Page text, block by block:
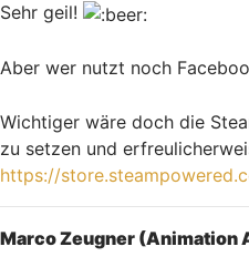
Sehr geil!
Aber wer nutzt noch
Wichtiger wäre doch die
zu setzen und
https://
Nach oben
Marco Zeugner (Animation